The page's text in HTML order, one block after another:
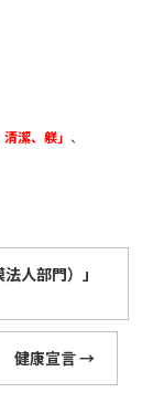
潔、躾」 、
人部門）」
健康宣言→